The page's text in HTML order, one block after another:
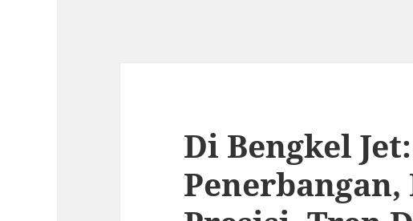
Di Bengkel